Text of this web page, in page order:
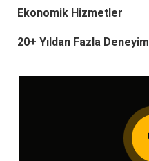
Ekonomik Hizmetler
20+ Yıldan Fazla Deneyim